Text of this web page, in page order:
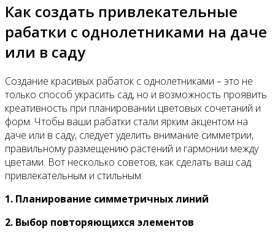
Как создать привлекательные
рабатки с однолетниками на даче
или в саду
Создание красивых рабаток с однолетниками – это не
только способ украсить сад, но и возможность проявить
креативность при планировании цветовых сочетаний и
форм. Чтобы ваши рабатки стали ярким акцентом на
даче или в саду, следует уделить внимание симметрии,
правильному размещению растений и гармонии между
цветами. Вот несколько советов, как сделать ваш сад
привлекательным и стильным.
1. Планирование симметричных линий
2. Выбор повторяющихся элементов